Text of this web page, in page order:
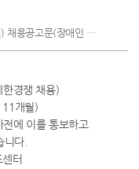
애인 제한경쟁 채용).pdf
한경쟁 채용)
개월)
에 이를 통보하고
다.
터